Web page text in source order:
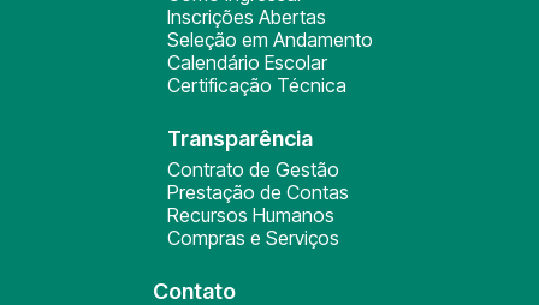
Inscrições Abertas
Seleção em Andamento
Calendário Escolar
Certificação Técnica
Transparência
Contrato de Gestão
Prestação de Contas
Recursos Humanos
Compras e Serviços
Contato